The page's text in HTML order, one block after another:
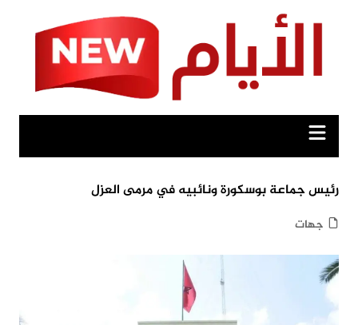
رئيس جماعة بوسكورة ونائبيه في مرمى العزل
جهات